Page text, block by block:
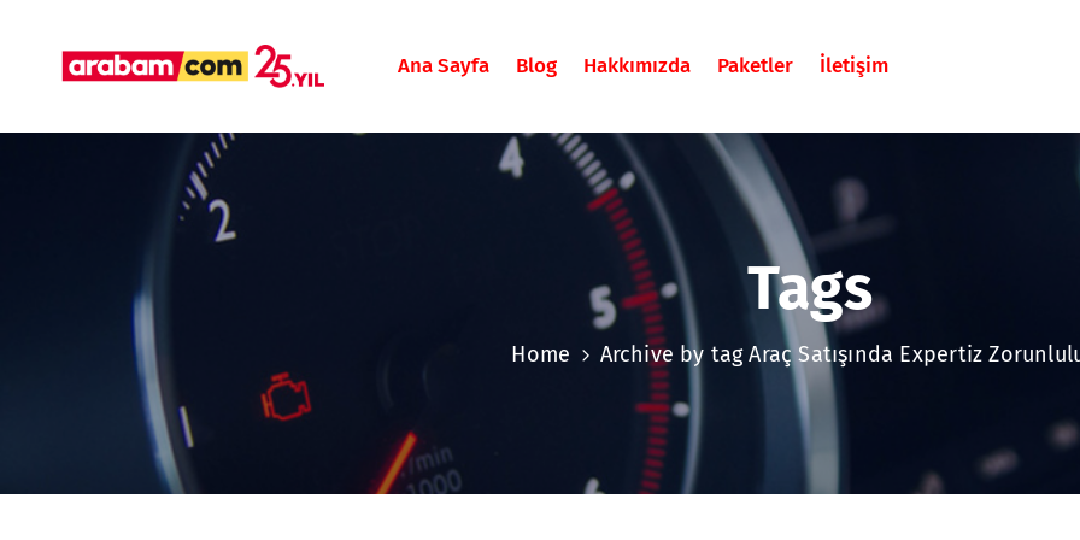
Ana Sayfa Blog Hakkımızda Paketler İletişim
Tags
Home Archive by tag Araç Satışında Expertiz